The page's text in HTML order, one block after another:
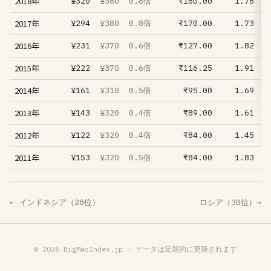
2017年 ¥294 ¥380 0.8倍 ₹170.00 1.73
2016年 ¥231 ¥370 0.6倍 ₹127.00 1.82
2015年 ¥222 ¥370 0.6倍 ₹116.25 1.91
2014年 ¥161 ¥310 0.5倍 ₹95.00 1.69
2013年 ¥143 ¥320 0.4倍 ₹89.00 1.61
2012年 ¥122 ¥320 0.4倍 ₹84.00 1.45
2011年 ¥153 ¥320 0.5倍 ₹84.00 1.83
← インドネシア（28位） ロシア（30位）→
© 2026 BigMacIndex.jp · データは定期的に更新されます